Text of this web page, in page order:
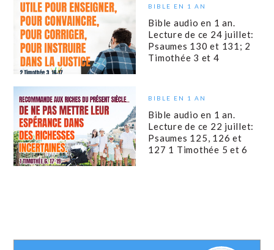
BIBLE EN 1 AN
Bible audio en 1 an.
Lecture de ce 24 juillet:
Psaumes 130 et 131; 2
Timothée 3 et 4
BIBLE EN 1 AN
Bible audio en 1 an.
Lecture de ce 22 juillet:
Psaumes 125, 126 et
127 1 Timothée 5 et 6